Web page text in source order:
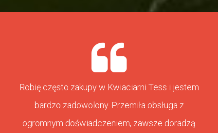
Robię często zakupy w Kwiaciarni Tess i jestem
bardzo zadowolony. Przemiła obsługa z
ogromnym doświadczeniem, zawsze doradzą